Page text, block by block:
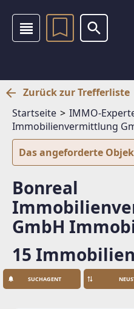
Zurück zur Trefferliste
Startseite
IMMO-
Immobilienvermittlung
Das angeforderte
Bonreal
GmbH
15 Immobilien
SUCHAGENT